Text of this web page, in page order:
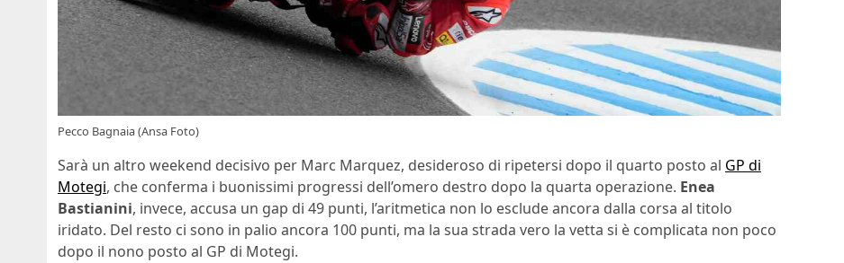
Pecco Bagnaia (Ansa Foto)
Sarà un altro weekend decisivo per Marc Marquez, desideroso di ripetersi dopo il quarto posto al GP di
Motegi, che conferma i buonissimi progressi dell’omero destro dopo la quarta operazione. Enea
Bastianini, invece, accusa un gap di 49 punti, l’aritmetica non lo esclude ancora dalla corsa al titolo
iridato. Del resto ci sono in palio ancora 100 punti, ma la sua strada vero la vetta si è complicata non poco
dopo il nono posto al GP di Motegi.